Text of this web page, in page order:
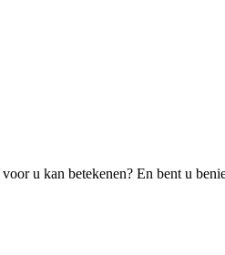
u kan betekenen? En bent u